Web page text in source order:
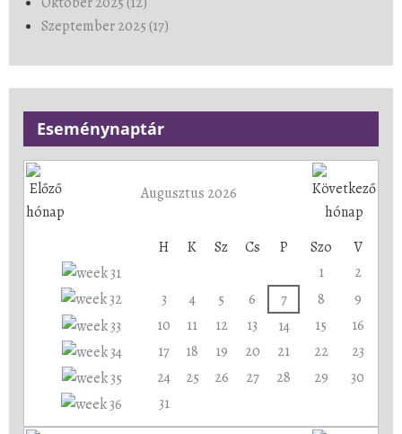
Szeptember 2025 (17)
Eseménynaptár
Augusztus 2026
H K Sz Cs P Szo
V
1
2
3
4 5 6 7 8
9
10
11 12 13 14 15
16
17
18 19 20 21 22
23
24
25 26 27 28 29
30
31